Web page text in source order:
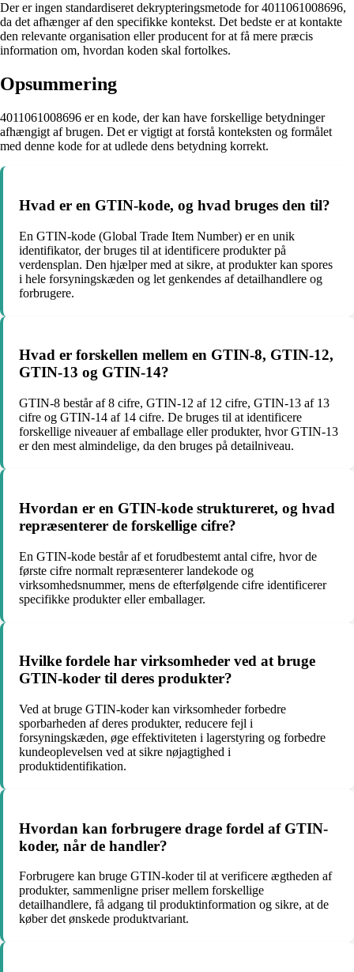
Der er ingen standardiseret dekrypteringsmetode for 4011061008696,
da det afhænger af den specifikke kontekst. Det bedste er at kontakte
den relevante organisation eller producent for at få mere præcis
information om, hvordan koden skal fortolkes.
Opsummering
4011061008696 er en kode, der kan have forskellige betydninger
afhængigt af brugen. Det er vigtigt at forstå konteksten og formålet
med denne kode for at udlede dens betydning korrekt.
Hvad er en GTIN-kode, og hvad bruges den til?
En GTIN-kode (Global Trade Item Number) er en unik
identifikator, der bruges til at identificere produkter på
verdensplan. Den hjælper med at sikre, at produkter kan spores
i hele forsyningskæden og let genkendes af detailhandlere og
forbrugere.
Hvad er forskellen mellem en GTIN-8, GTIN-12,
GTIN-13 og GTIN-14?
GTIN-8 består af 8 cifre, GTIN-12 af 12 cifre, GTIN-13 af 13
cifre og GTIN-14 af 14 cifre. De bruges til at identificere
forskellige niveauer af emballage eller produkter, hvor GTIN-13
er den mest almindelige, da den bruges på detailniveau.
Hvordan er en GTIN-kode struktureret, og hvad
repræsenterer de forskellige cifre?
En GTIN-kode består af et forudbestemt antal cifre, hvor de
første cifre normalt repræsenterer landekode og
virksomhedsnummer, mens de efterfølgende cifre identificerer
specifikke produkter eller emballager.
Hvilke fordele har virksomheder ved at bruge
GTIN-koder til deres produkter?
Ved at bruge GTIN-koder kan virksomheder forbedre
sporbarheden af deres produkter, reducere fejl i
forsyningskæden, øge effektiviteten i lagerstyring og forbedre
kundeoplevelsen ved at sikre nøjagtighed i
produktidentifikation.
Hvordan kan forbrugere drage fordel af GTIN-
koder, når de handler?
Forbrugere kan bruge GTIN-koder til at verificere ægtheden af
produkter, sammenligne priser mellem forskellige
detailhandlere, få adgang til produktinformation og sikre, at de
køber det ønskede produktvariant.